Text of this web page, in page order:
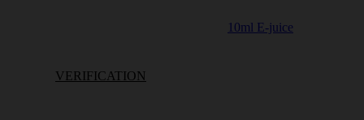
10ml E-juice
VERIFICATION